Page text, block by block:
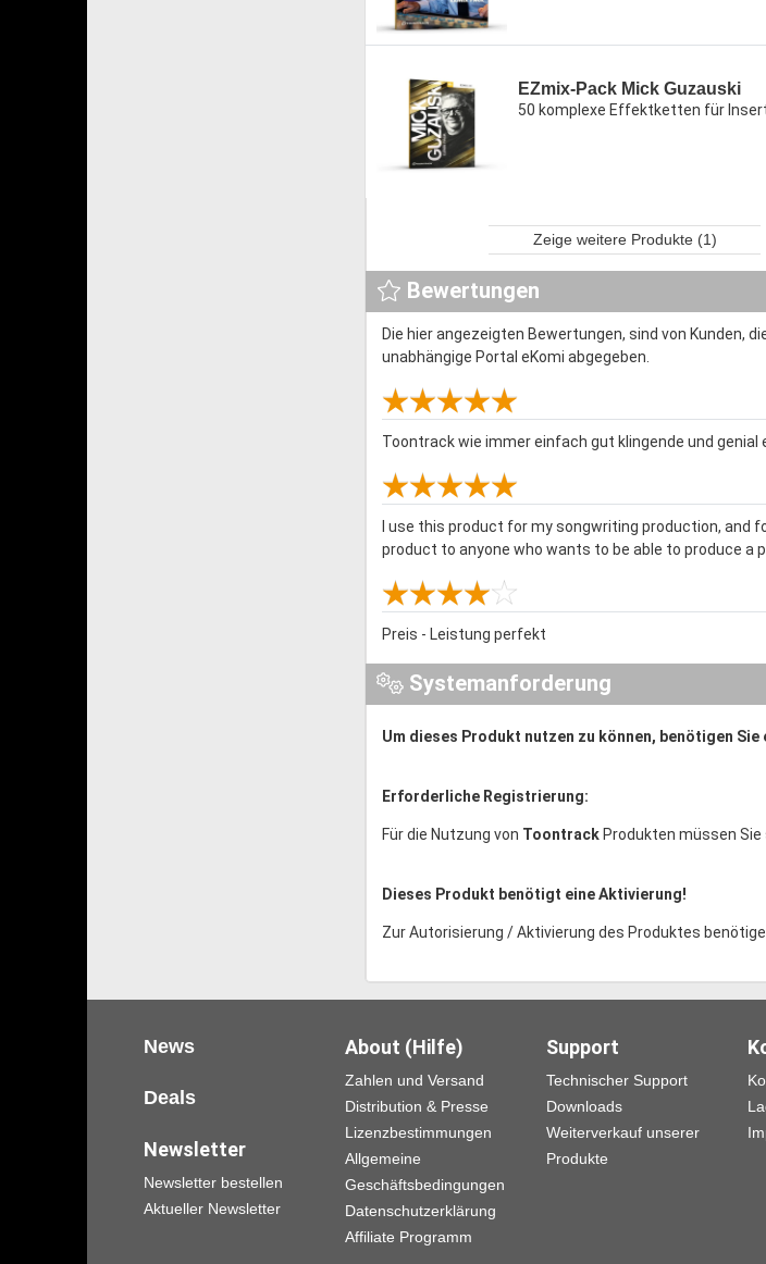
EZmix-Pack Mick Guzauski
50 komplexe Effektketten für
Zeige weitere Produkte (1)
Bewertungen
Die hier angezeigten Bewertungen, sind von Kunden,
unabhängige Portal eKomi abgegeben.
Toontrack wie immer einfach gut klingende und genial
I use this product for my songwriting production, and
product to anyone who wants to be able to produce
Preis - Leistung perfekt
Systemanforderung
Um dieses Produkt nutzen zu können, benötigen
Erforderliche Registrierung:
Für die Nutzung von Toontrack Produkten müssen
Dieses Produkt benötigt eine Aktivierung!
Zur Autorisierung / Aktivierung des Produktes
News
Deals
Newsletter
Newsletter bestellen
Aktueller Newsletter
About (Hilfe)
Zahlen und Versand
Distribution & Presse
Lizenzbestimmungen
Allgemeine
Geschäftsbedingungen
Datenschutzerklärung
Affiliate Programm
Support
Technischer Support
Downloads
Weiterverkauf unserer
Produkte